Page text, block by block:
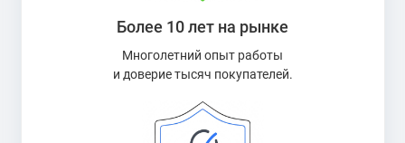
Более 10 лет на рынке
Многолетний опыт работы
и доверие тысяч покупателей.